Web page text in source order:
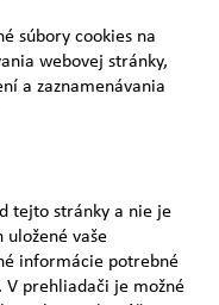
súbory cookies na
webovej stránky,
a zaznamenávania
tejto stránky a nie je
uložené vaše
informácie potrebné
prehliadači je možné